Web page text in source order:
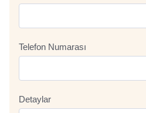
Telefon Numarası
Detaylar